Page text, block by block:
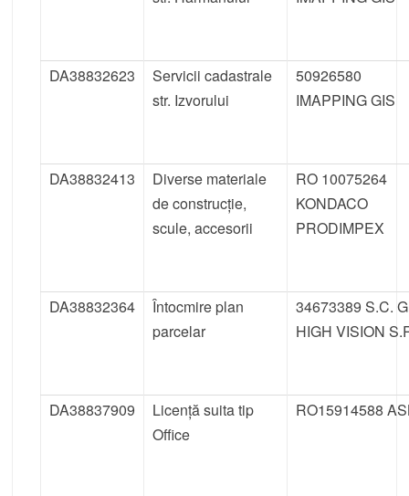
DA38832623
Servicii cadastrale
str. Izvorului
50926580
IMAPPING GIS
DA38832413
Diverse materiale
de construcție,
scule, accesorii
RO 10075264
KONDACO
PRODIMPEX
DA38832364
Întocmire plan
parcelar
34673389 S.C.
HIGH VISION
DA38837909
Licență suita tip
Office
RO15914588